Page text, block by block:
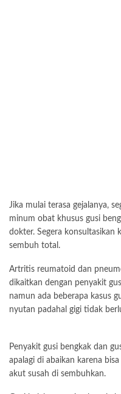
Jika mulai terasa gejalanya,
minum obat khusus gusi
dokter. Segera konsultasikan
sembuh total.
Artritis reumatoid dan
dikaitkan dengan penyakit
namun ada beberapa kasus
nyutan padahal gigi tidak
Penyakit gusi bengkak dan
apalagi di abaikan karena
akut susah di sembuhkan.